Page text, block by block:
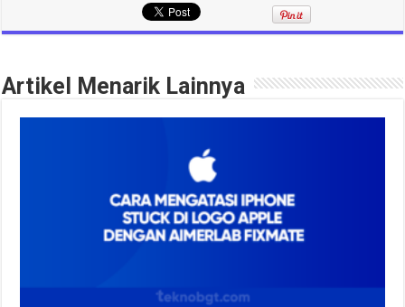
Artikel Menarik Lainnya